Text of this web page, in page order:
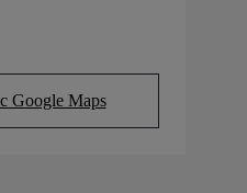
Google Maps
in new tab)